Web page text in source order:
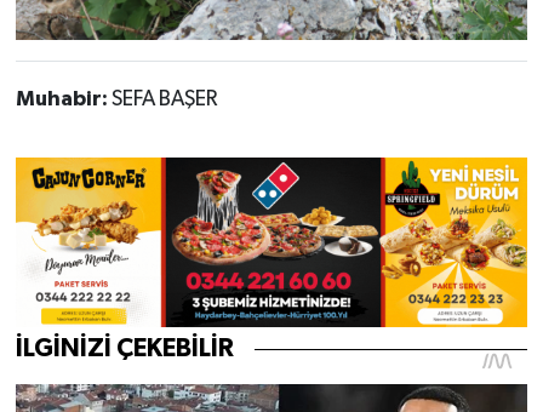
Muhabir: SEFA BAŞER